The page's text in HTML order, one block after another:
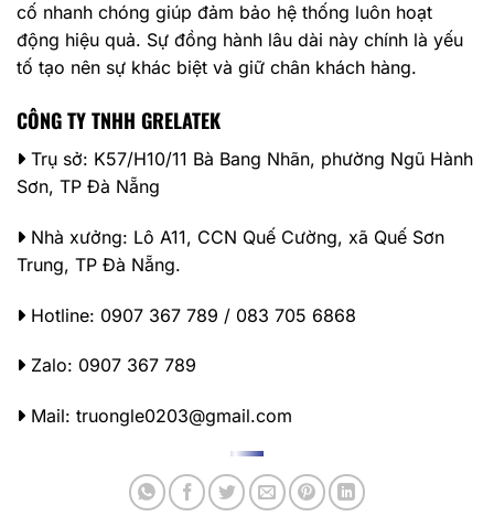
cố nhanh chóng giúp đảm bảo hệ thống luôn hoạt
động hiệu quả. Sự đồng hành lâu dài này chính là yếu
tố tạo nên sự khác biệt và giữ chân khách hàng.
CÔNG TY TNHH GRELATEK
Trụ sở: K57/H10/11 Bà Bang Nhãn, phường Ngũ Hành
Sơn, TP Đà Nẵng
Nhà xưởng: Lô A11, CCN Quế Cường, xã Quế Sơn
Trung, TP Đà Nẵng.
Hotline: 0907 367 789 / 083 705 6868
Zalo: 0907 367 789
Mail: truongle0203@gmail.com